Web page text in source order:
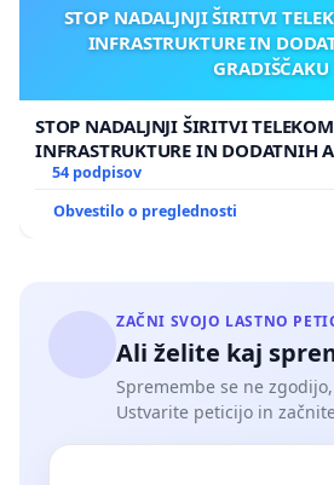
STOP NADALJNJI ŠIRITVI
INFRASTRUKTURE IN
GRADIŠČAKU
STOP NADALJNJI ŠIRITVI
INFRASTRUKTURE IN DODATNIH
GRADIŠČAKU
54 podpisov
Obvestilo o preglednosti
ZAČNI SVOJO LASTNO
Ali želite kaj
Spremembe se ne
Ustvarite peticijo in